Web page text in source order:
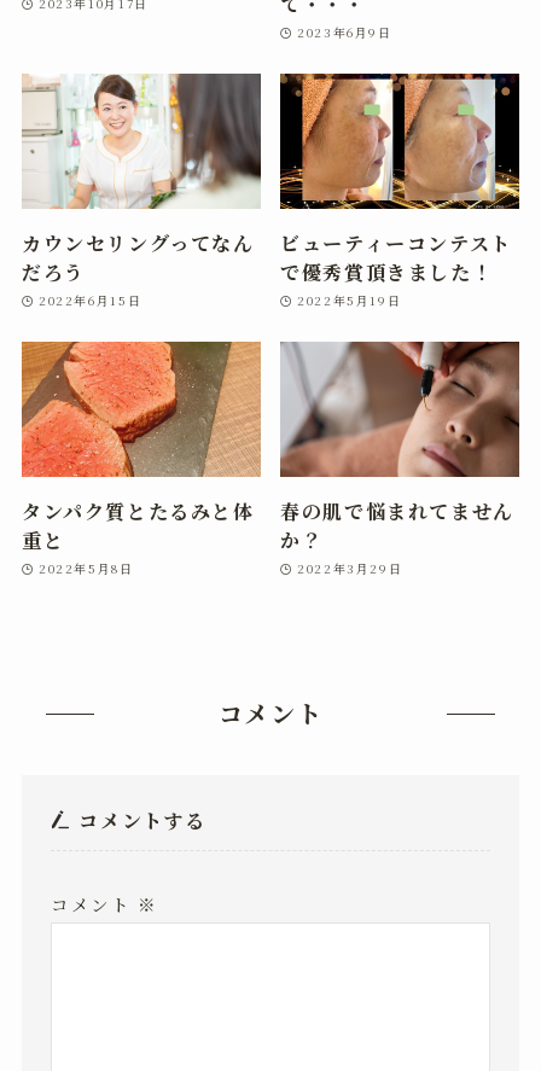
2023年6月9日
カウンセリングってなん
だろう
2022年6月15日
ビューティーコンテスト
で優秀賞頂きました！
2022年5月19日
タンパク質とたるみと体
重と
2022年5月8日
春の肌で悩まれてません
か？
2022年3月29日
コメント
コメントする
コメント ※